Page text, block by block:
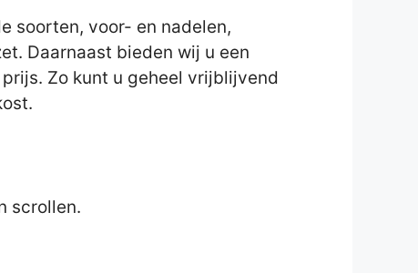
soorten, voor- en nadelen,
Daarnaast bieden wij u een
Zo kunt u geheel vrijblijvend
scrollen.